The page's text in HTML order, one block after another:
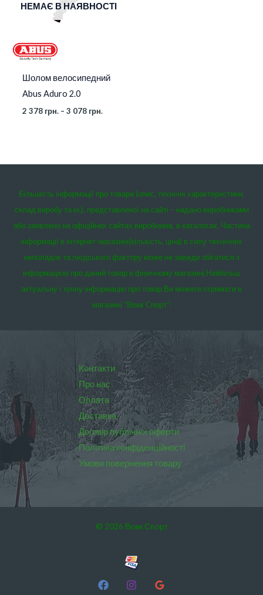
НЕМАЄ В НАЯВНОСТІ
Шолом велосипедний
Abus Aduro 2.0
2 378 грн. – 3 078 грн.
Більшість інформації про товари (опис, технічні характеристики,
склад виробу та ін.), представленої на сайті – надано виробниками
або заявлено на офіційних сайтах виробників, в каталогах. Частина
інформації в інтернет-магазині(кількість, ціна) в силу технічних
неполадок та людського фактору може не завжди збігатися з
інформацією про даний товар в фізичному магазині.Найбільш
актуальну і точну інформацію про товар Ви можете отримати в
магазині “Вовк Спорт”:
Контакти
Про нас
Оплата
Доставка
Договір публічної оферти
Політика конфіденційності
Умови повернення товару
© 2026 Вовк Спорт